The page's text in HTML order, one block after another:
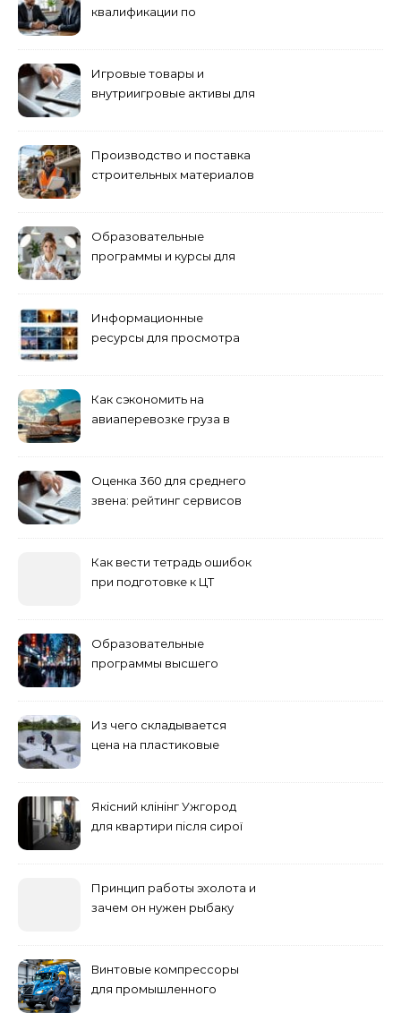
квалификации по
Игровые товары и
внутриигровые активы для
приобретения
Производство и поставка
строительных материалов
Образовательные
программы и курсы для
Информационные
ресурсы для просмотра
Как сэкономить на
авиаперевозке груза в
Оценка 360 для среднего
звена: рейтинг сервисов
Как вести тетрадь ошибок
при подготовке к ЦТ
Образовательные
программы высшего
Из чего складывается
цена на пластиковые
Якісний клінінг Ужгород
для квартири після сирої
Принцип работы эхолота и
зачем он нужен рыбаку
Винтовые компрессоры
для промышленного